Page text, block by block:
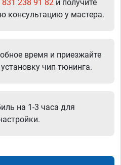
831 238 91 82 и получите
консультацию у мастера.
время и приезжайте
чип тюнинга.
на 1-3 часа для